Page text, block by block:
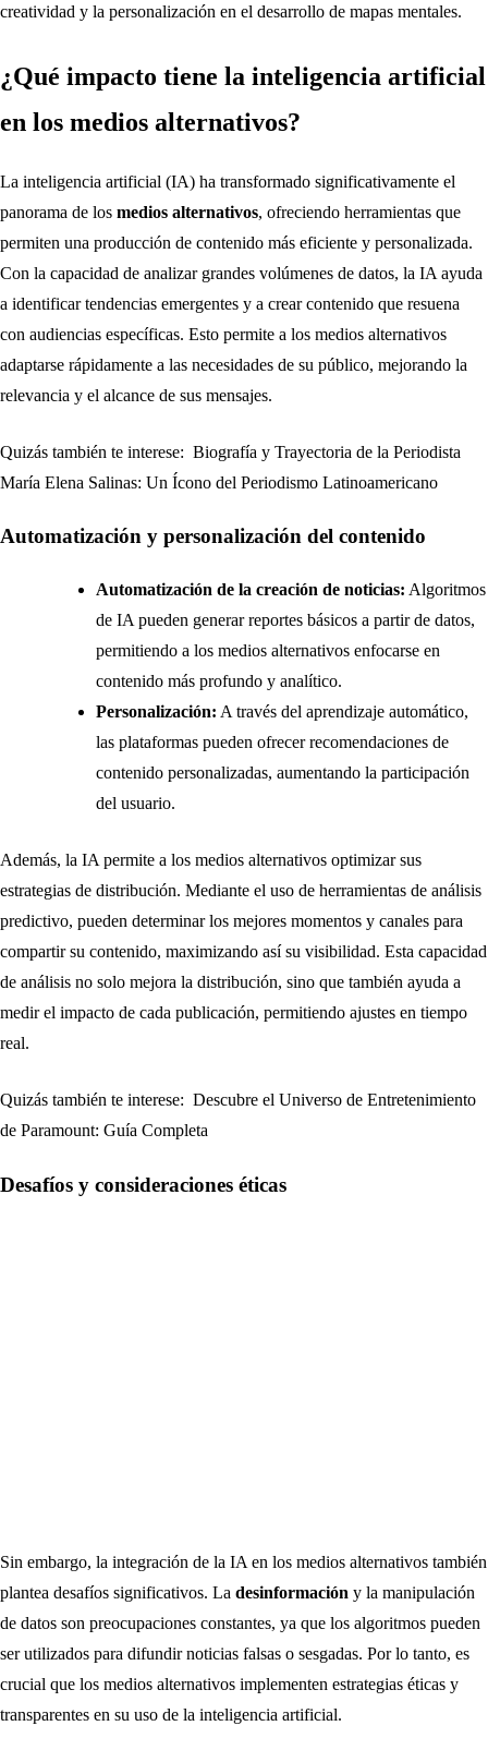
creatividad y la personalización en el desarrollo de mapas mentales.
¿Qué impacto tiene la inteligencia artificial
en los medios alternativos?
La inteligencia artificial (IA) ha transformado significativamente el
panorama de los medios alternativos, ofreciendo herramientas que
permiten una producción de contenido más eficiente y personalizada.
Con la capacidad de analizar grandes volúmenes de datos, la IA ayuda
a identificar tendencias emergentes y a crear contenido que resuena
con audiencias específicas. Esto permite a los medios alternativos
adaptarse rápidamente a las necesidades de su público, mejorando la
relevancia y el alcance de sus mensajes.
Quizás también te interese: Biografía y Trayectoria de la Periodista
María Elena Salinas: Un Ícono del Periodismo Latinoamericano
Automatización y personalización del contenido
Automatización de la creación de noticias: Algoritmos
de IA pueden generar reportes básicos a partir de datos,
permitiendo a los medios alternativos enfocarse en
contenido más profundo y analítico.
Personalización: A través del aprendizaje automático,
las plataformas pueden ofrecer recomendaciones de
contenido personalizadas, aumentando la participación
del usuario.
Además, la IA permite a los medios alternativos optimizar sus
estrategias de distribución. Mediante el uso de herramientas de análisis
predictivo, pueden determinar los mejores momentos y canales para
compartir su contenido, maximizando así su visibilidad. Esta capacidad
de análisis no solo mejora la distribución, sino que también ayuda a
medir el impacto de cada publicación, permitiendo ajustes en tiempo
real.
Quizás también te interese: Descubre el Universo de Entretenimiento
de Paramount: Guía Completa
Desafíos y consideraciones éticas
Sin embargo, la integración de la IA en los medios alternativos también
plantea desafíos significativos. La desinformación y la manipulación
de datos son preocupaciones constantes, ya que los algoritmos pueden
ser utilizados para difundir noticias falsas o sesgadas. Por lo tanto, es
crucial que los medios alternativos implementen estrategias éticas y
transparentes en su uso de la inteligencia artificial.